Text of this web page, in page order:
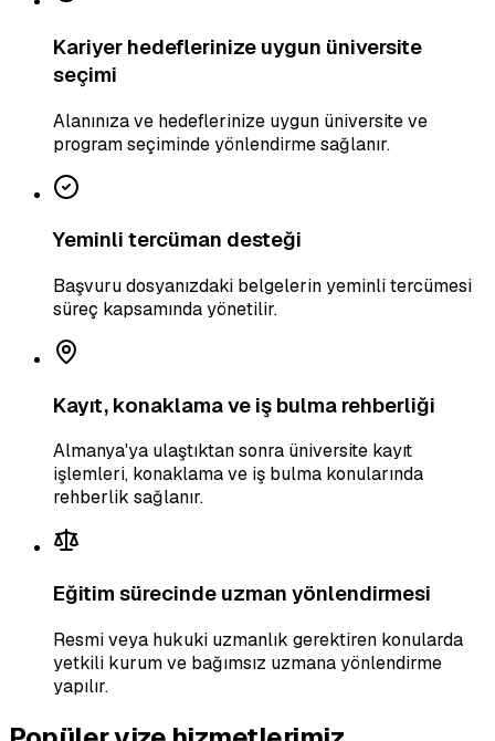
Kariyer hedeflerinize uygun üniversite
seçimi
Alanınıza ve hedeflerinize uygun üniversite ve
program seçiminde yönlendirme sağlanır.
Yeminli tercüman desteği
Başvuru dosyanızdaki belgelerin yeminli tercümesi
süreç kapsamında yönetilir.
Kayıt, konaklama ve iş bulma rehberliği
Almanya'ya ulaştıktan sonra üniversite kayıt
işlemleri, konaklama ve iş bulma konularında
rehberlik sağlanır.
Eğitim sürecinde uzman yönlendirmesi
Resmi veya hukuki uzmanlık gerektiren konularda
yetkili kurum ve bağımsız uzmana yönlendirme
yapılır.